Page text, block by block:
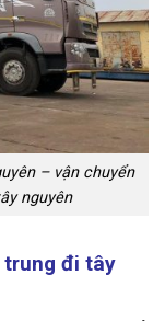
– vận chuyển
nguyên
trung đi tây